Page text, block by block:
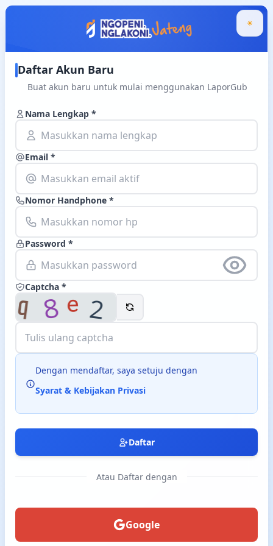
Langsung ke konten utama
Daftar Akun Baru
Buat akun baru untuk mulai menggunakan LaporGub
Nama Lengkap *
Email *
Nomor Handphone *
Password *
Captcha *
Dengan mendaftar, saya setuju dengan
Syarat & Kebijakan Privasi
Daftar
Atau Daftar dengan
Google